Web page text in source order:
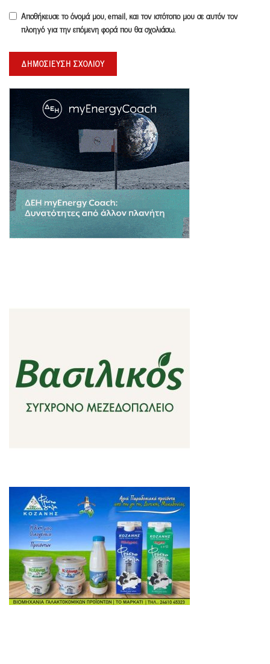
Αποθήκευσε το όνομά μου, email, και τον ιστότοπο μου σε αυτόν τον
πλοηγό για την επόμενη φορά που θα σχολιάσω.